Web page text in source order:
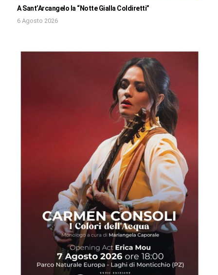
A Sant’Arcangelo la “Notte Gialla Coldiretti”
6 Agosto 2026